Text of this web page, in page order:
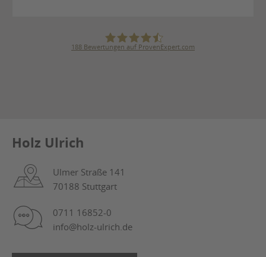
188 Bewertungen auf ProvenExpert.com
Holz Ulrich
Ulmer Straße 141
70188 Stuttgart
0711 16852-0
info@holz-ulrich.de